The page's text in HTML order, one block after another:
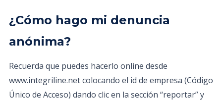
¿Cómo hago mi denuncia
anónima?
Recuerda que puedes hacerlo online desde
www.integriline.net colocando el id de empresa (Código
Único de Acceso) dando clic en la sección “reportar” y